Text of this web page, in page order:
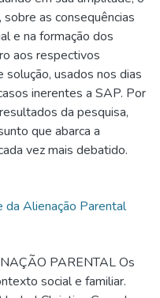
as consequências
e na formação dos
aos respectivos
usados nos dias
inerentes a SAP. Por
da pesquisa,
que abarca a
vez mais debatido.
da Alienação Parental
PARENTAL Os
social e familiar.